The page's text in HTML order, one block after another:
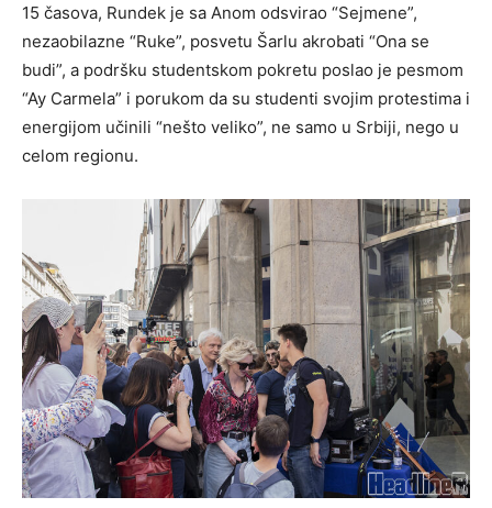
15 časova, Rundek je sa Anom odsvirao “Sejmene”,
nezaobilazne “Ruke”, posvetu Šarlu akrobati “Ona se
budi”, a podršku studentskom pokretu poslao je pesmom
“Ay Carmela” i porukom da su studenti svojim protestima i
energijom učinili “nešto veliko”, ne samo u Srbiji, nego u
celom regionu.